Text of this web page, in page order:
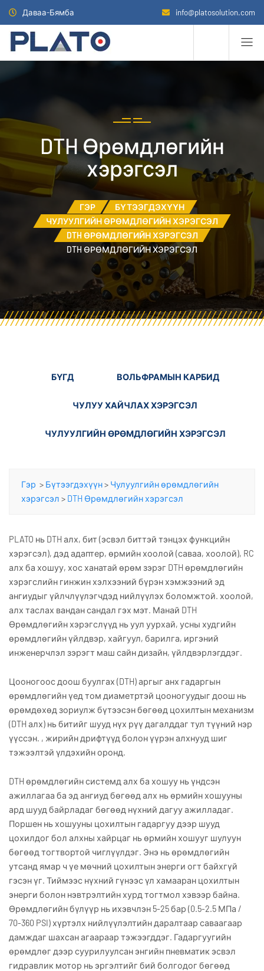
Даваа-Бямба info@platosolution.com
DTH Өрөмдлөгийн
хэрэгсэл
ГЭР
БҮТЭЭГДЭХҮҮН
ЧУЛУУЛГИЙН ӨРӨМДЛӨГИЙН ХЭРЭГСЭЛ
DTH ӨРӨМДЛӨГИЙН ХЭРЭГСЭЛ
DTH ӨРӨМДЛӨГИЙН ХЭРЭГСЭЛ
БҮГД ВОЛЬФРАМЫН КАРБИД
ЧУЛУУ ХАЙЧЛАХ ХЭРЭГСЭЛ
ЧУЛУУЛГИЙН ӨРӨМДЛӨГИЙН ХЭРЭГСЭЛ
Гэр > Бүтээгдэхүүн> Чулуулгийн өрөмдлөгийн
хэрэгсэл > DTH Өрөмдлөгийн хэрэгсэл
PLATO нь DTH алх, бит (эсвэл биттэй тэнцэх функцийн
хэрэгсэл), дэд адаптер, өрмийн хоолой (саваа, хоолой), RC
алх ба хошуу, хос ханатай өрөм зэрэг DTH өрөмдлөгийн
хэрэгслийн гинжин хэлхээний бүрэн хэмжээний эд
ангиудыг үйлчлүүлэгчдэд нийлүүлэх боломжтой. хоолой,
алх таслах вандан сандал гэх мэт. Манай DTH
Өрөмдлөгийн хэрэгслүүд нь уул уурхай, усны худгийн
өрөмдлөгийн үйлдвэр, хайгуул, барилга, иргэний
инженерчлэл зэрэгт маш сайн дизайн, үйлдвэрлэгддэг.
Цооногоос доош буулгах (DTH) аргыг анх гадаргын
өрөмдлөгийн үед том диаметртэй цооногуудыг доош нь
өрөмдөхөд зориулж бүтээсэн бөгөөд цохилтын механизм
(DTH алх) нь битийг шууд нүх рүү дагалддаг тул түүний нэр
үүссэн. , жирийн дрифтүүд болон үүрэн алхнууд шиг
тэжээлтэй үлдэхийн оронд.
DTH өрөмдлөгийн системд алх ба хошуу нь үндсэн
ажиллагаа ба эд ангиуд бөгөөд алх нь өрмийн хошууны
ард шууд байрладаг бөгөөд нүхний дагуу ажилладаг.
Поршен нь хошууны цохилтын гадаргуу дээр шууд
цохилдог бол алхны хайрцаг нь өрмийн хошууг шулуун
бөгөөд тогтвортой чиглүүлдэг. Энэ нь өрөмдлөгийн
утсанд ямар ч үе мөчний цохилтын энерги огт байхгүй
гэсэн үг. Тиймээс нүхний гүнээс үл хамааран цохилтын
энерги болон нэвтрэлтийн хурд тогтмол хэвээр байна.
Өрөмдлөгийн бүлүүр нь ихэвчлэн 5-25 бар (0.5-2.5 МПа /
70-360 PSI) хүртэлх нийлүүлэлтийн даралтаар саваагаар
дамждаг шахсан агаараар тэжээгддэг. Гадаргуугийн
өрөмдлөг дээр суурилуулсан энгийн пневматик эсвэл
гидравлик мотор нь эргэлтийг бий болгодог бөгөөд